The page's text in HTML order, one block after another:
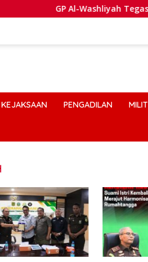
GP Al-Washliyah Tegaskan
KEJAKSAAN PENGADILAN